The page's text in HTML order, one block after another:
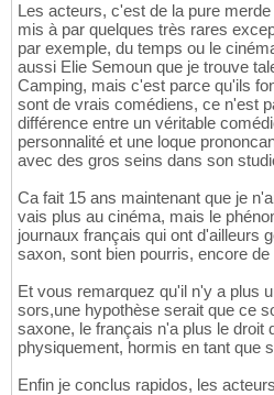
Les acteurs, c'est de la pure
mis à par quelques très rares
par exemple, du temps ou le
aussi Elie Semoun que je trouve
Camping, mais c'est parce qu'ils
sont de vrais comédiens, ce n'est
différence entre un véritable
personnalité et une loque
avec des gros seins dans son
Ca fait 15 ans maintenant que je
vais plus au cinéma, mais le
journaux français qui ont d'ailleurs
saxon, sont bien pourris, encore
Et vous remarquez qu'il n'y a plus
sors,une hypothèse serait que ce
saxone, le français n'a plus le droit
physiquement, hormis en tant que
Enfin je conclus rapidos, les